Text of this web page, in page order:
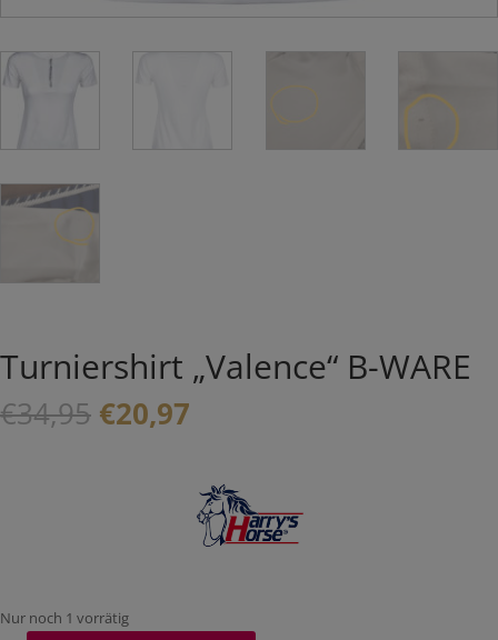
Turniershirt „Valence“ B-WARE
€34,95 Ursprünglicher
Preis
€20,97
€20,97.
Nur noch 1 vorrätig